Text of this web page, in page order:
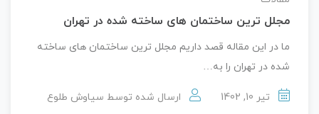
مجلل ترین ساختمان های ساخته شده در تهران
ما در این مقاله قصد داریم مجلل ترین ساختمان های ساخته
شده در تهران را به…
تیر 10, 1402 ارسال شده توسط سیاوش طلوع